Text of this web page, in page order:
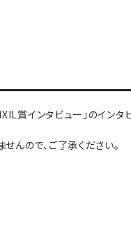
賞インタビュー」のイン
んので、ご了承ください。